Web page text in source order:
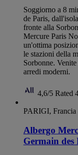
Soggiorno a 8
de Paris,
fronte alla
Mercure Paris
un'ottima
le stazioni della
Sorbonne.
arredi moderni.
4,6/5 Rated
PARIGI, Francia
Albergo
Germain des